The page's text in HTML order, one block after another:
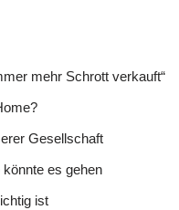
mehr Schrott verkauft“
Gesellschaft
es gehen
ist